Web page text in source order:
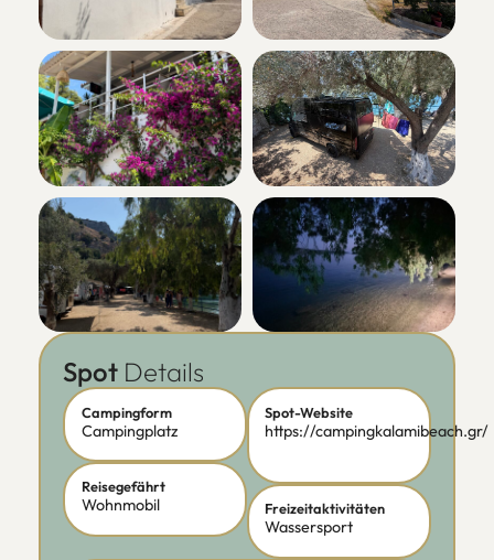
Spot Details
Campingform
Campingplatz
Reisegefährt
Wohnmobil
Spot-Website
https://campingkalamibeach.gr/
Freizeitaktivitäten
Wassersport